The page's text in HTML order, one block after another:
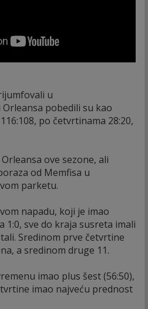
u
pobedili su kao
po četvrtinama 28:20,
ove sezone, ali
od Memfisa u
parketu.
napadu, koji je imao
1:0, sve do kraja susreta imali
Sredinom prve četvrtine
a sredinom druge 11.
imao plus šest (56:50),
imao najveću prednost